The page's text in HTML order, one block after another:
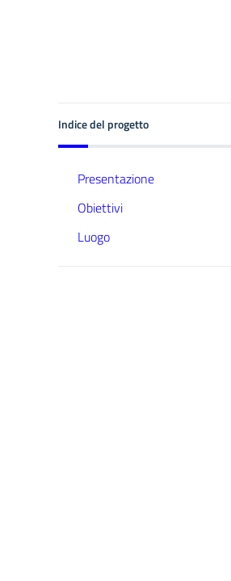
Indice del progetto
Presentazione
Obiettivi
Luogo